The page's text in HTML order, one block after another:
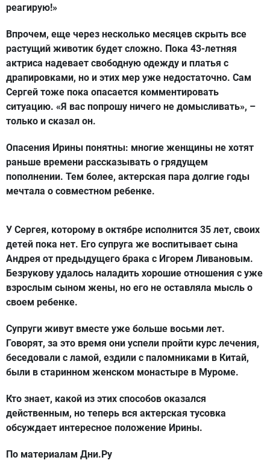
реагирую!»
Впрочем, еще через несколько месяцев скрыть все
растущий животик будет сложно. Пока 43-летняя
актриса надевает свободную одежду и платья с
драпировками, но и этих мер уже недостаточно. Сам
Сергей тоже пока опасается комментировать
ситуацию. «Я вас попрошу ничего не домысливать», –
только и сказал он.
Опасения Ирины понятны: многие женщины не хотят
раньше времени рассказывать о грядущем
пополнении. Тем более, актерская пара долгие годы
мечтала о совместном ребенке.
У Сергея, которому в октябре исполнится 35 лет, своих
детей пока нет. Его супруга же воспитывает сына
Андрея от предыдущего брака с Игорем Ливановым.
Безрукову удалось наладить хорошие отношения с уже
взрослым сыном жены, но его не оставляла мысль о
своем ребенке.
Супруги живут вместе уже больше восьми лет.
Говорят, за это время они успели пройти курс лечения,
беседовали с ламой, ездили с паломниками в Китай,
были в старинном женском монастыре в Муроме.
Кто знает, какой из этих способов оказался
действенным, но теперь вся актерская тусовка
обсуждает интересное положение Ирины.
По материалам Дни.Ру